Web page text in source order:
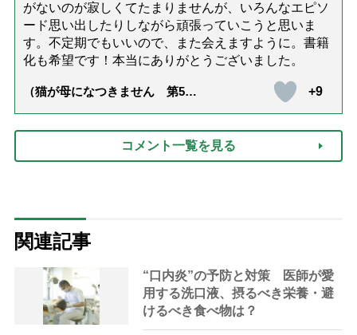
がないのが寂しくてたまりませんが、いろんなエピソ
ード思い出したりしながら頑張っていこうと思いま
す。不定期でもいいので、また会えますように。書籍
化も希望です！本当にありがとうございました。
（猫が母になつきません 第500
+9
コメント一覧を見る
関連記事
“口内炎”の予防と対策 医師が愛
用する洗口液、摂るべき栄養・避
けるべき食べ物は？